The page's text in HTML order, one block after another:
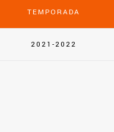
TEMPORADA
2021-2022